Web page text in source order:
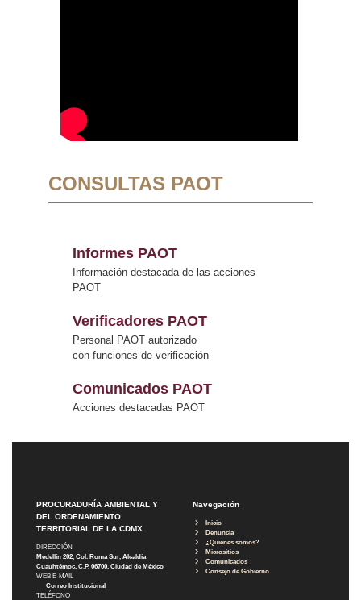
CONSULTAS PAOT
Informes PAOT
Información destacada de las acciones
PAOT
Verificadores PAOT
Personal PAOT autorizado
con funciones de verificación
Comunicados PAOT
Acciones destacadas PAOT
PROCURADURÍA AMBIENTAL Y
DEL ORDENAMIENTO
TERRITORIAL DE LA CDMX
DIRECCIÓN
Medellín 202, Col. Roma Sur, Alcaldía
Cuauhtémoc, C.P. 06700, Ciudad de México
WEB E-MAIL
Correo Institucional
TELÉFONO
Navegación
Inicio
Denuncia
¿Quiénes somos?
Micrositios
Comunicados
Consejo de Gobierno